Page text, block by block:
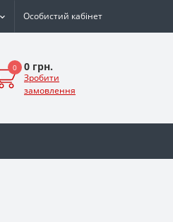
Особистий кабінет
0 0 грн.
Зробити
замовлення